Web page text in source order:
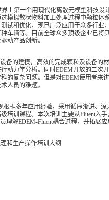
上第一个用现代化离散元模型科技设
模拟散状物料加工处理过程中颗粒体
试和优化，现已广泛应用于众多行业
车辆等。目前全球众多顶级企业已将
动产品创新。
备的建模，高效的完成颗粒及设备的
动力学分析。同时EDEM开放的二次
的复杂问题。但是对EDEM使用者来
人员的难题。
据多年应用经验，采用循序渐进、深
培训课程。本次培训主要从Fluent入手
理解EDEM-Fluent耦合过程，并拓展
和生产操作培训大纲